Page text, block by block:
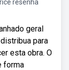
resenha
geral
para
esta obra. O
forma